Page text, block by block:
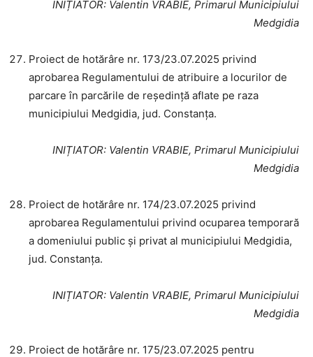
INIȚIATOR: Valentin VRABIE, Primarul Municipiului
Medgidia
Proiect de hotărâre nr. 173/23.07.2025 privind
aprobarea Regulamentului de atribuire a locurilor de
parcare în parcările de reședință aflate pe raza
municipiului Medgidia, jud. Constanța.
INIȚIATOR: Valentin VRABIE, Primarul Municipiului
Medgidia
Proiect de hotărâre nr. 174/23.07.2025 privind
aprobarea Regulamentului privind ocuparea temporară
a domeniului public și privat al municipiului Medgidia,
jud. Constanța.
INIȚIATOR: Valentin VRABIE, Primarul Municipiului
Medgidia
Proiect de hotărâre nr. 175/23.07.2025 pentru